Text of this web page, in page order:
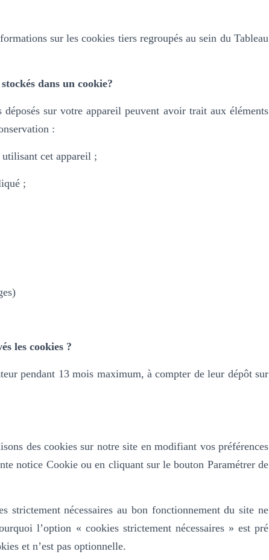
sur les cookies tiers regroupés au sein du Tableau
dans un cookie?
sur votre appareil peuvent avoir trait aux éléments
:
utilisant cet appareil ;
;
les cookies ?
pendant 13 mois maximum, à compter de leur dépôt sur
des cookies sur notre site en modifiant vos préférences
notice Cookie ou en cliquant sur le bouton Paramétrer de
strictement nécessaires au bon fonctionnement du site ne
l’option « cookies strictement nécessaires » est pré
et n’est pas optionnelle.